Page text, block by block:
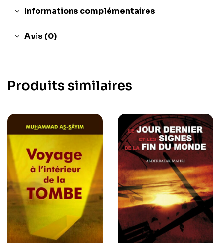
Informations complémentaires
Avis (0)
Produits similaires